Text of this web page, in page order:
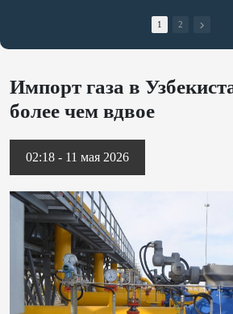
1 2
Импорт газа в
более чем вдвое
02:18 - 11 мая 2026